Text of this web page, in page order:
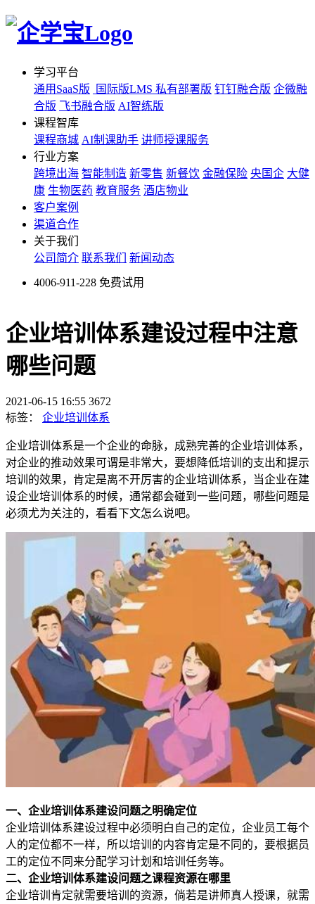
学习平台
通用SaaS版
国际版LMS 私有部署版 钉钉融合版 企微融
合版 飞书融合版 AI智练版
课程智库
课程商城 AI制课助手 讲师授课服务
行业方案
跨境出海 智能制造 新零售 新餐饮 金融保险 央国企 大健
康 生物医药 教育服务 酒店物业
客户案例
渠道合作
关于我们
公司简介 联系我们 新闻动态
4006-911-228 免费试用
企业培训体系建设过程中注意
哪些问题
2021-06-15 16:55 3672
标签：
企业培训体系
企业培训体系是一个企业的命脉，成熟完善的企业培训体系，
对企业的推动效果可谓是非常大，要想降低培训的支出和提示
培训的效果，肯定是离不开厉害的企业培训体系，当企业在建
设企业培训体系的时候，通常都会碰到一些问题，哪些问题是
必须尤为关注的，看看下文怎么说吧。
一、企业培训体系建设问题之明确定位
企业培训体系建设过程中必须明白自己的定位，企业员工每个
人的定位都不一样，所以培训的内容肯定是不同的，要根据员
工的定位不同来分配学习计划和培训任务等。
二、企业培训体系建设问题之课程资源在哪里
企业培训肯定就需要培训的资源，倘若是讲师真人授课，就需